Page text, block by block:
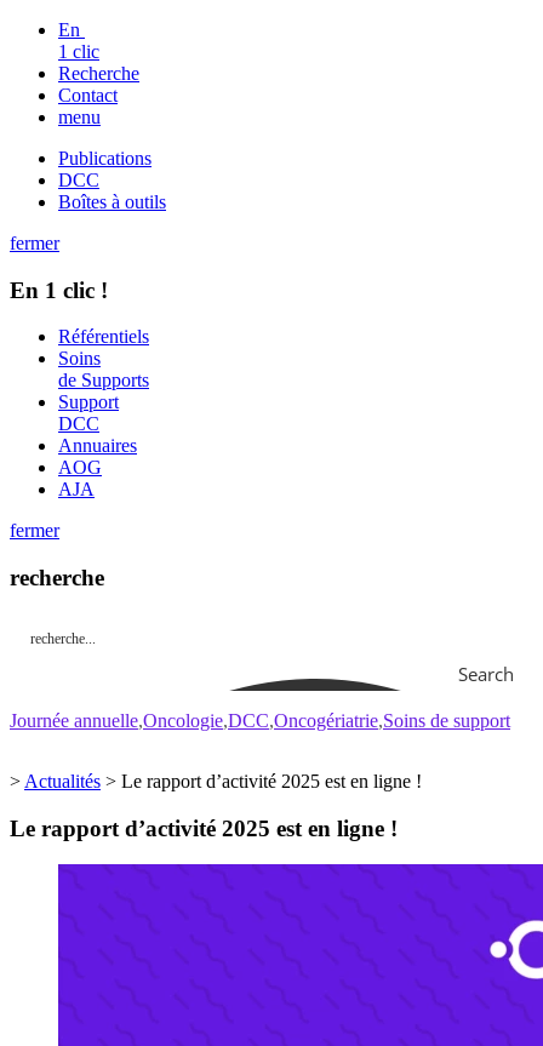
En
1 clic
Recherche
Contact
menu
Publications
DCC
Boîtes à outils
fermer
En 1 clic !
Référentiels
Soins
de Supports
Support
DCC
Annuaires
AOG
AJA
fermer
recherche
Search
Journée annuelle Oncologie DCC Oncogériatrie Soins de support
> Actualités > Le rapport d’activité 2025 est en ligne !
Le rapport d’activité 2025 est en ligne !